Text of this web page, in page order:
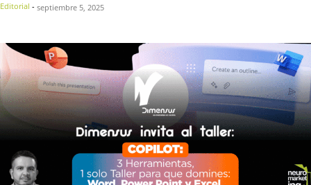
Editorial - septiembre 5, 2025